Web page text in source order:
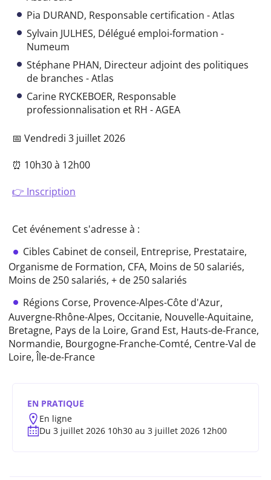
Pia DURAND, Responsable certification - Atlas
Sylvain JULHES, Délégué emploi-formation -
Numeum
Stéphane PHAN, Directeur adjoint des politiques
de branches - Atlas
Carine RYCKEBOER, Responsable
professionnalisation et RH - AGEA
📅 Vendredi 3 juillet 2026
⏰ 10h30 à 12h00
👉 Inscription
Cet événement s'adresse à :
Cibles Cabinet de conseil, Entreprise, Prestataire,
Organisme de Formation, CFA, Moins de 50 salariés,
Moins de 250 salariés, + de 250 salariés
Régions Corse, Provence-Alpes-Côte d'Azur,
Auvergne-Rhône-Alpes, Occitanie, Nouvelle-Aquitaine,
Bretagne, Pays de la Loire, Grand Est, Hauts-de-France,
Normandie, Bourgogne-Franche-Comté, Centre-Val de
Loire,Île-de-France
EN PRATIQUE
En ligne
Du 3 juillet 2026 10h30 au 3 juillet 2026 12h00